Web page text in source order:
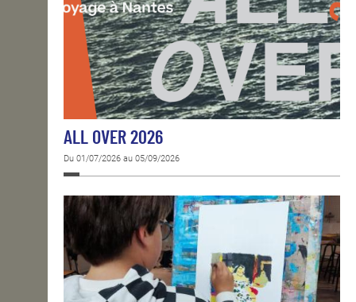
ALL OVER 2026
Du 01/07/2026 au 05/09/2026